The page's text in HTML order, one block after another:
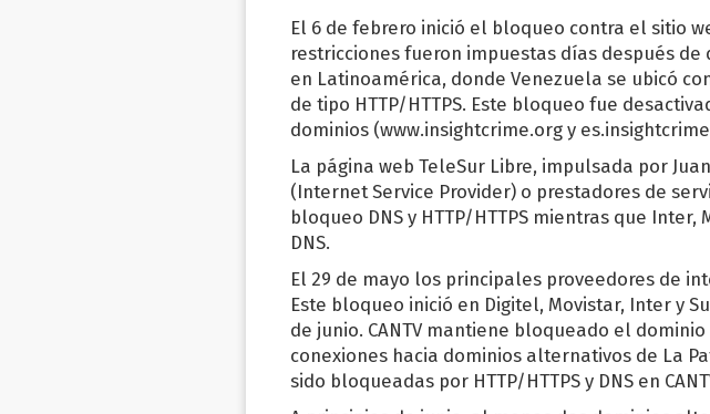
El 6 de febrero inició el bloqueo contra el sitio
restricciones fueron impuestas días después
en Latinoamérica, donde Venezuela se ubicó
de tipo HTTP/HTTPS. Este bloqueo fue
dominios (www.insightcrime.org y
La página web TeleSur Libre, impulsada por
(Internet Service Provider) o prestadores de
bloqueo DNS y HTTP/HTTPS mientras que
DNS.
El 29 de mayo los principales proveedores de
Este bloqueo inició en Digitel, Movistar, Inter y
de junio. CANTV mantiene bloqueado el
conexiones hacia dominios alternativos de La
sido bloqueadas por HTTP/HTTPS y DNS en